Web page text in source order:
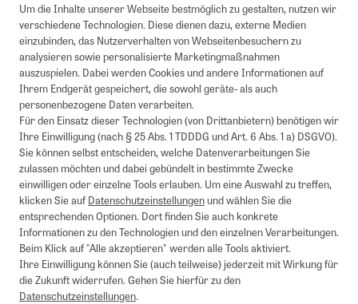
Um die Inhalte unserer Webseite bestmöglich zu gestalten, nutzen wir
verschiedene Technologien. Diese dienen dazu, externe Medien
einzubinden, das Nutzerverhalten von Webseitenbesuchern zu
analysieren sowie personalisierte Marketingmaßnahmen
auszuspielen. Dabei werden Cookies und andere Informationen auf
Ihrem Endgerät gespeichert, die sowohl geräte- als auch
personenbezogene Daten verarbeiten.
Für den Einsatz dieser Technologien (von Drittanbietern) benötigen wir
Ihre Einwilligung (nach § 25 Abs. 1 TDDDG und Art. 6 Abs. 1 a) DSGVO).
Sie können selbst entscheiden, welche Datenverarbeitungen Sie
zulassen möchten und dabei gebündelt in bestimmte Zwecke
einwilligen oder einzelne Tools erlauben. Um eine Auswahl zu treffen,
klicken Sie aufDatenschutzeinstellungenund wählen Sie die
entsprechenden Optionen. Dort finden Sie auch konkrete
Informationen zu den Technologien und den einzelnen Verarbeitungen.
Beim Klick auf "Alle akzeptieren" werden alle Tools aktiviert.
Ihre Einwilligung können Sie (auch teilweise) jederzeit mit Wirkung für
die Zukunft widerrufen. Gehen Sie hierfür zu den
Datenschutzeinstellungen.